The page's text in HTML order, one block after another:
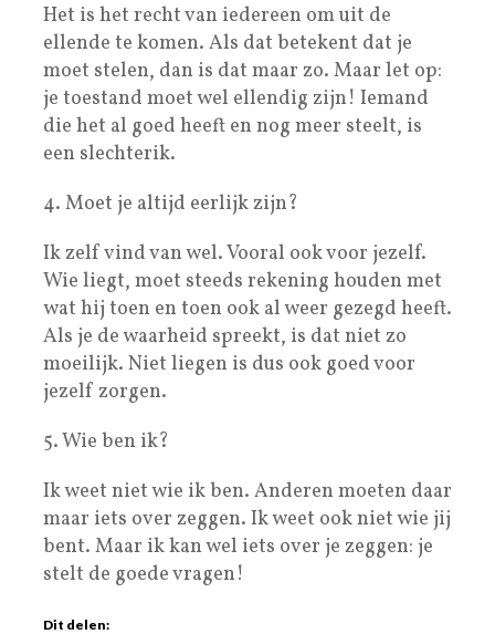
Het is het recht van iedereen om uit de
ellende te komen. Als dat betekent dat je
moet stelen, dan is dat maar zo. Maar let op:
je toestand moet wel ellendig zijn! Iemand
die het al goed heeft en nog meer steelt, is
een slechterik.
4. Moet je altijd eerlijk zijn?
Ik zelf vind van wel. Vooral ook voor jezelf.
Wie liegt, moet steeds rekening houden met
wat hij toen en toen ook al weer gezegd heeft.
Als je de waarheid spreekt, is dat niet zo
moeilijk. Niet liegen is dus ook goed voor
jezelf zorgen.
5. Wie ben ik?
Ik weet niet wie ik ben. Anderen moeten daar
maar iets over zeggen. Ik weet ook niet wie jij
bent. Maar ik kan wel iets over je zeggen: je
stelt de goede vragen!
Dit delen: